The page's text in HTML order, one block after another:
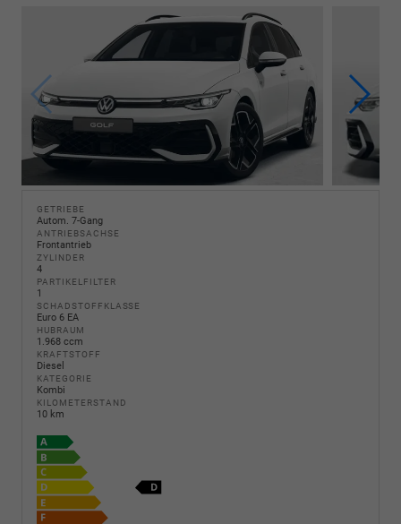
GETRIEBE
Autom. 7-Gang
ANTRIEBSACHSE
Frontantrieb
ZYLINDER
4
PARTIKELFILTER
1
SCHADSTOFFKLASSE
Euro 6 EA
HUBRAUM
1.968 ccm
KRAFTSTOFF
Diesel
KATEGORIE
Kombi
KILOMETERSTAND
10 km